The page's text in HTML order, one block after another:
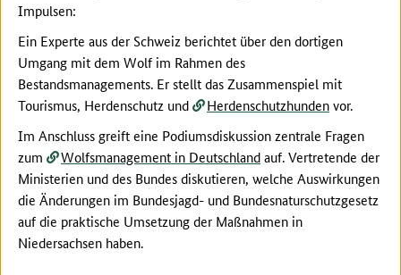
Impulsen:
Ein Experte aus der Schweiz berichtet über den dortigen
Umgang mit dem Wolf im Rahmen des
Bestandsmanagements. Er stellt das Zusammenspiel mit
Tourismus, Herdenschutz und
Herdenschutzhundenvor.
Im Anschluss greift eine Podiumsdiskussion zentrale Fragen
zum
Wolfsmanagement in Deutschlandauf. Vertretende der
Ministerien und des Bundes diskutieren, welche Auswirkungen
die Änderungen im Bundesjagd- und Bundesnaturschutzgesetz
auf die praktische Umsetzung der Maßnahmen in
Niedersachsen haben.